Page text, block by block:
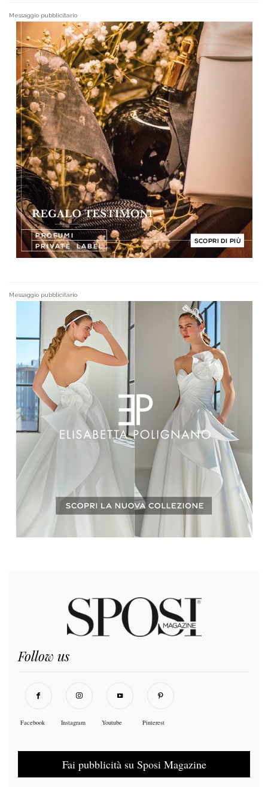
Messaggio pubblicitario
Messaggio pubblicitario
Follow us
Facebook Instagram Youtube Pinterest
Fai pubblicità su Sposi Magazine